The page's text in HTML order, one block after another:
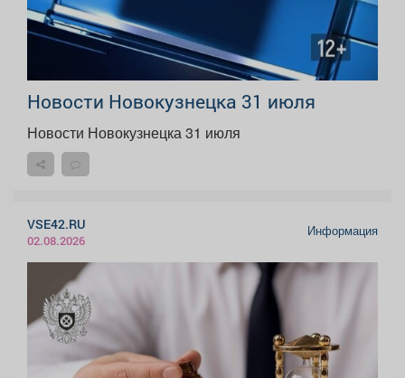
Новости Новокузнецка 31 июля
Новости Новокузнецка 31 июля
VSE42.RU
02.08.2026
Информация